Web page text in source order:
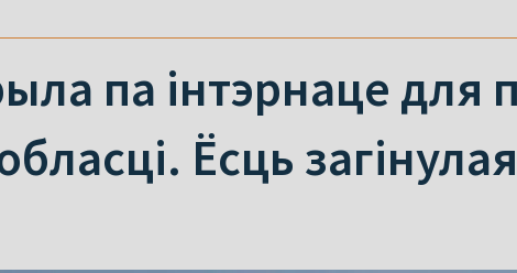
па інтэрнаце
Ёсць загінулая